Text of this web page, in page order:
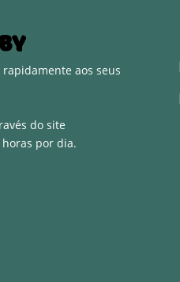
rapidamente aos seus
do site
por dia.